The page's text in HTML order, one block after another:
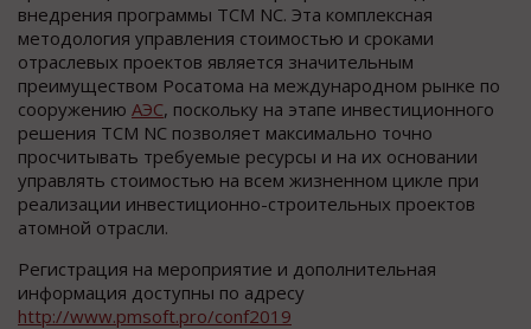
внедрения программы TCM NC. Эта комплексная
методология управления стоимостью и сроками
отраслевых проектов является значительным
преимуществом Росатома на международном рынке по
сооружению АЭС, поскольку на этапе инвестиционного
решения TCM NC позволяет максимально точно
просчитывать требуемые ресурсы и на их основании
управлять стоимостью на всем жизненном цикле при
реализации инвестиционно-строительных проектов
атомной отрасли.
Регистрация на мероприятие и дополнительная
информация доступны по адресу
http://www.pmsoft.pro/conf2019